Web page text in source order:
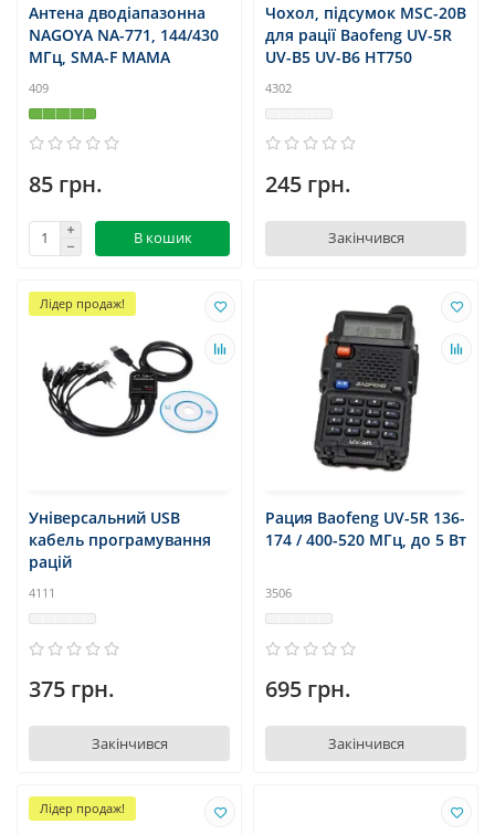
Антена дводіапазонна
NAGOYA NA-771, 144/430
МГц, SMA-F МАМА
409
85 грн.
В кошик
Чохол, підсумок MSC-20B
для рації Baofeng UV-5R
UV-B5 UV-B6 HT750
4302
245 грн.
Закінчився
Лідер продаж!
Універсальний USB
кабель програмування
рацій
4111
375 грн.
Закінчився
Рация Baofeng UV-5R 136-
174 / 400-520 МГц, до 5 Вт
3506
695 грн.
Закінчився
Лідер продаж!